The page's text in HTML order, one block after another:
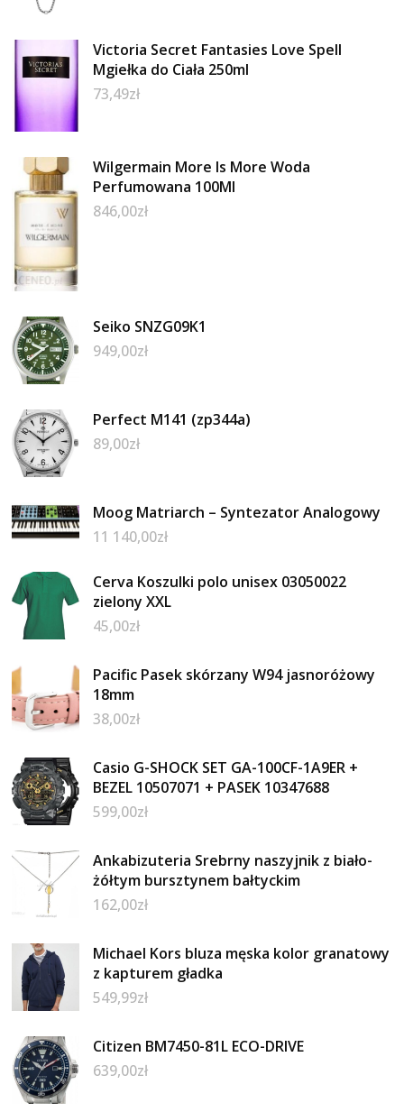
Victoria Secret Fantasies Love Spell
Mgiełka do Ciała 250ml
73,49zł
Wilgermain More Is More Woda
Perfumowana 100Ml
846,00zł
Seiko SNZG09K1
949,00zł
Perfect M141 (zp344a)
89,00zł
Moog Matriarch – Syntezator Analogowy
11 140,00zł
Cerva Koszulki polo unisex 03050022
zielony XXL
45,00zł
Pacific Pasek skórzany W94 jasnoróżowy
18mm
38,00zł
Casio G-SHOCK SET GA-100CF-1A9ER +
BEZEL 10507071 + PASEK 10347688
599,00zł
Ankabizuteria Srebrny naszyjnik z biało-
żółtym bursztynem bałtyckim
162,00zł
Michael Kors bluza męska kolor granatowy
z kapturem gładka
549,99zł
Citizen BM7450-81L ECO-DRIVE
639,00zł